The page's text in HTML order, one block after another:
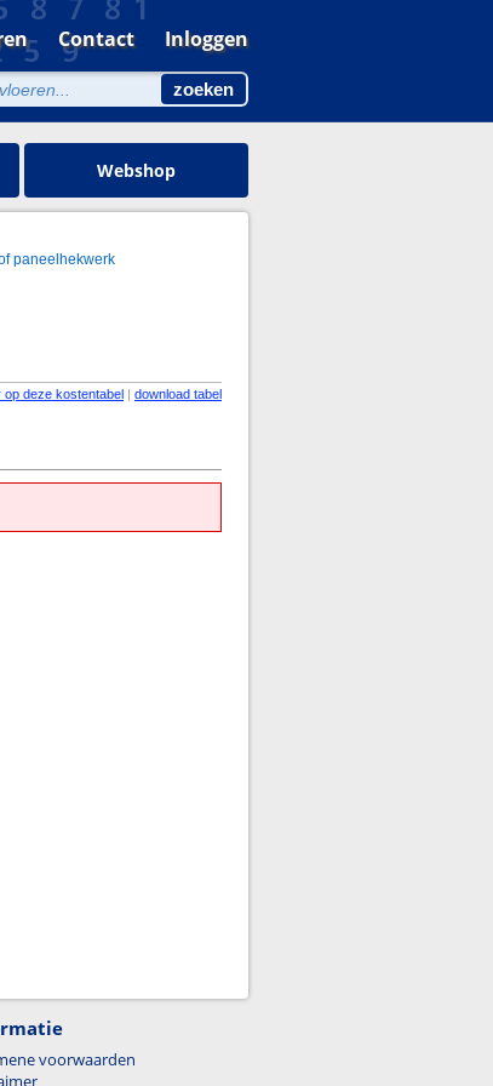
Contact Inloggen
Webshop
paneelhekwerk
op deze kostentabel | download tabel
voorwaarden